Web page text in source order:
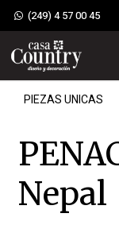
(249) 4 57 00 45
PIEZAS UNICAS
Nepal